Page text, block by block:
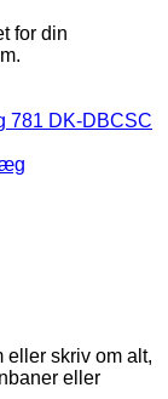
for din
781 DK-DBCSC
skriv om alt,
eller